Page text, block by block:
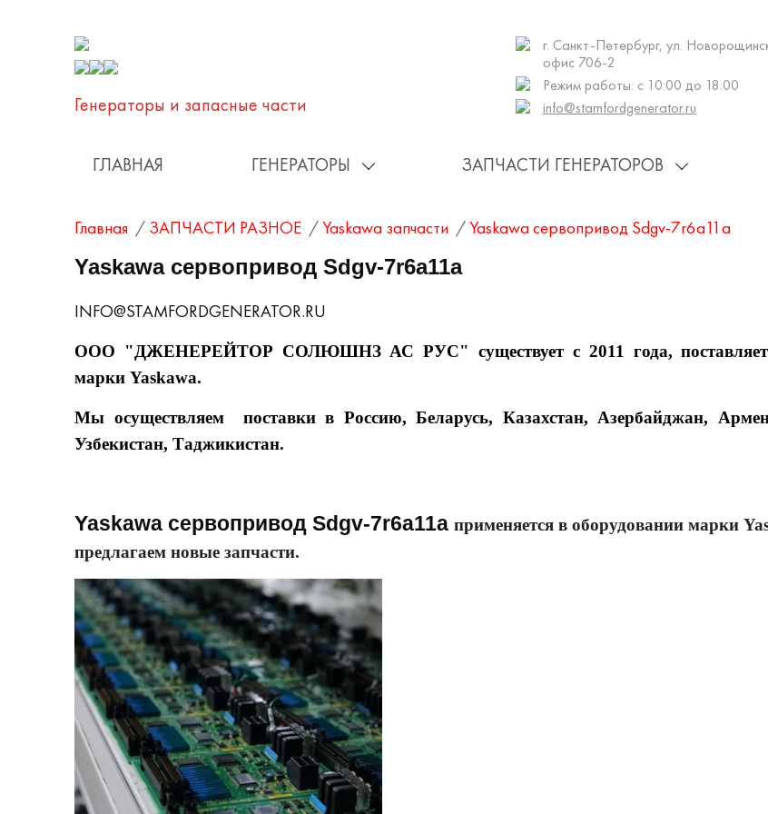
Генераторы и запаcные части
г. Санкт-Петербург, ул.
офис 706-2
Режим работы: с 10:00 до 18:00
info@stamfordgenerator.ru
ГЛАВНАЯ ГЕНЕРАТОРЫ ЗАПЧАСТИ ГЕНЕРАТОРОВ
Главная / ЗАПЧАСТИ РАЗНОЕ /Yaskawa запчасти /Yaskawa сервопривод Sdgv-7r6a11a
Yaskawa сервопривод Sdgv-7r6a11a
INFO@STAMFORDGENERATOR.RU
ООО "ДЖЕНЕРЕЙТОР СОЛЮШНЗ АС РУС" существует с 2011 года, поставляет
марки Yaskawa.
Мы осуществляем поставки в Россию, Беларусь, Казахстан, Азербайджан,
Узбекистан, Таджикистан.
Yaskawa сервопривод Sdgv-7r6a11a применяется в оборудовании марки
предлагаем новые запчасти.